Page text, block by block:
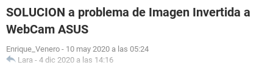
SOLUCION a problema de Imagen Invertida a
WebCam ASUS
Enrique_Venero - 10 may 2020 a las 05:24
Lara - 4 dic 2020 a las 14:16